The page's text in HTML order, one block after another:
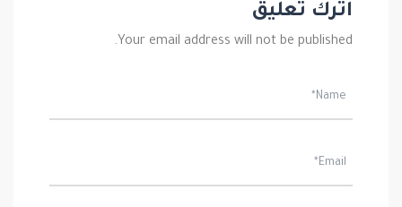
اترك تعليق
Your email address will not be published.